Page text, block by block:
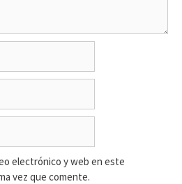
electrónico y web en este
vez que comente.